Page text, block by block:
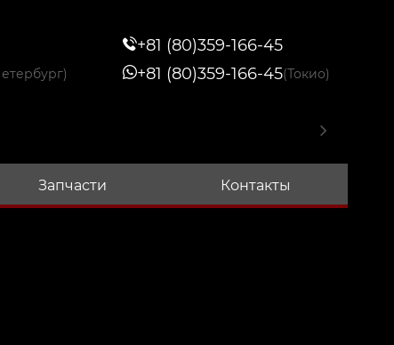
+81 (80)359-166-45
+81 (80)359-166-45(Токио)
Запчасти Контакты